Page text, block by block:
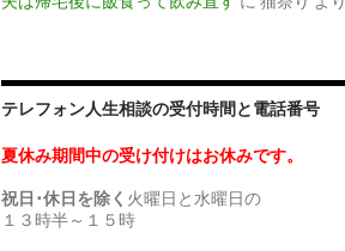
テレフォン人生相談の受付時間と電話番号
夏休み期間中の受け付けはお休みです。
祝日･休日を除く 火曜日と水曜日の
１３時半～１５時